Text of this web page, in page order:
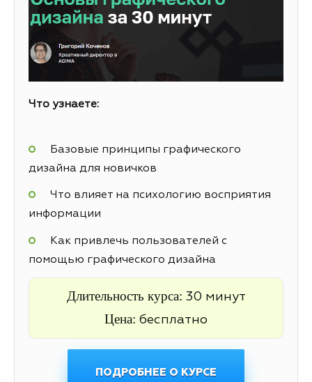
Что узнаете:
Базовые принципы графического
дизайна для новичков
Что влияет на психологию восприятия
информации
Как привлечь пользователей с
помощью графического дизайна
Длительность курса: 30 минут
Цена: бесплатно
ПОДРОБНЕЕ О КУРСЕ